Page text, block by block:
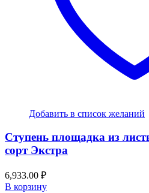
Добавить в список желаний
Ступень площадка из
сорт Экстра
6,933.00 ₽
В корзину